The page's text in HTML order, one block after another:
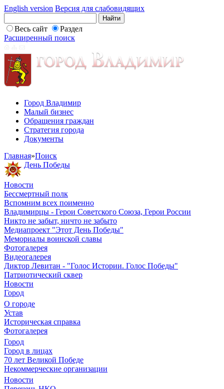
English version Версия для слабовидящих
Весь сайт
Раздел
Расширенный поиск
Город Владимир
Малый бизнес
Обращения граждан
Стратегия города
Документы
Главная»Поиск
День Победы
Новости
Бессмертный полк
Вспомним всех поименно
Владимирцы - Герои Советского Союза, Герои России
Никто не забыт, ничто не забыто
Медиапроект "Этот День Победы"
Мемориалы воинской славы
Фотогалерея
Видеогалерея
Диктор Левитан - "Голос Истории. Голос Победы"
Патриотический сквер
Новости
Город
О городе
Устав
Историческая справка
Фотогалерея
Город
Город в лицах
70 лет Великой Победе
Некоммерческие организации
Новости